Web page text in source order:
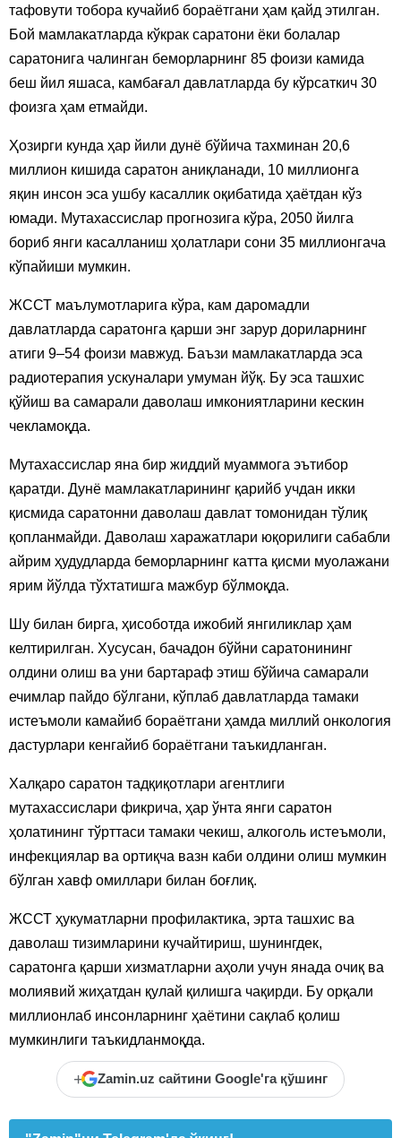
тафовути тобора кучайиб бораётгани ҳам қайд этилган.
Бой мамлакатларда кўкрак саратони ёки болалар
саратонига чалинган беморларнинг 85 фоизи камида
беш йил яшаса, камбағал давлатларда бу кўрсаткич 30
фоизга ҳам етмайди.
Ҳозирги кунда ҳар йили дунё бўйича тахминан 20,6
миллион кишида саратон аниқланади, 10 миллионга
яқин инсон эса ушбу касаллик оқибатида ҳаётдан кўз
юмади. Мутахассислар прогнозига кўра, 2050 йилга
бориб янги касалланиш ҳолатлари сони 35 миллионгача
кўпайиши мумкин.
ЖССТ маълумотларига кўра, кам даромадли
давлатларда саратонга қарши энг зарур дориларнинг
атиги 9–54 фоизи мавжуд. Баъзи мамлакатларда эса
радиотерапия ускуналари умуман йўқ. Бу эса ташхис
қўйиш ва самарали даволаш имкониятларини кескин
чекламоқда.
Мутахассислар яна бир жиддий муаммога эътибор
қаратди. Дунё мамлакатларининг қарийб учдан икки
қисмида саратонни даволаш давлат томонидан тўлиқ
қопланмайди. Даволаш харажатлари юқорилиги сабабли
айрим ҳудудларда беморларнинг катта қисми муолажани
ярим йўлда тўхтатишга мажбур бўлмоқда.
Шу билан бирга, ҳисоботда ижобий янгиликлар ҳам
келтирилган. Хусусан, бачадон бўйни саратонининг
олдини олиш ва уни бартараф этиш бўйича самарали
ечимлар пайдо бўлгани, кўплаб давлатларда тамаки
истеъмоли камайиб бораётгани ҳамда миллий онкология
дастурлари кенгайиб бораётгани таъкидланган.
Халқаро саратон тадқиқотлари агентлиги
мутахассислари фикрича, ҳар ўнта янги саратон
ҳолатининг тўрттаси тамаки чекиш, алкоголь истеъмоли,
инфекциялар ва ортиқча вазн каби олдини олиш мумкин
бўлган хавф омиллари билан боғлиқ.
ЖССТ ҳукуматларни профилактика, эрта ташхис ва
даволаш тизимларини кучайтириш, шунингдек,
саратонга қарши хизматларни аҳоли учун янада очиқ ва
молиявий жиҳатдан қулай қилишга чақирди. Бу орқали
миллионлаб инсонларнинг ҳаётини сақлаб қолиш
мумкинлиги таъкидланмоқда.
+ Zamin.uz сайтини Google'га қўшинг